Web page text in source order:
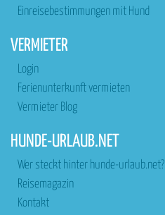
Einreisebestimmungen mit Hund
VERMIETER
Login
Ferienunterkunft vermieten
Vermieter Blog
HUNDE-URLAUB.NET
Wer steckt hinter hunde-urlaub.net?
Reisemagazin
Kontakt